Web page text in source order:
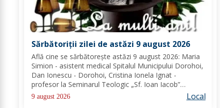
Sărbătoriții zilei de astăzi 9 august 2026
Află cine se sărbătoreşte astăzi 9 august 2026: Maria
Simion - asistent medical Spitalul Municipului Dorohoi,
Dan Ionescu - Dorohoi, Cristina Ionela Ignat -
profesor la Seminarul Teologic „Sf. Ioan Iacob”
Dorohoi, Ana-Maria Ojog - profesor- consilier
educativ Școala Gimnazială Nr. 1 Dumeni, Mihai...
9 august 2026 Local